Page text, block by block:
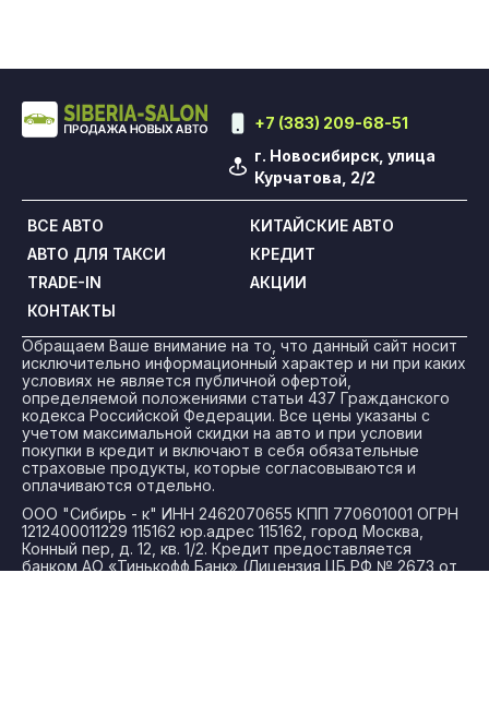
+7 (383) 209-68-51
г. Новосибирск, улица
Курчатова, 2/2
ВСЕ АВТО
КИТАЙСКИЕ АВТО
АВТО ДЛЯ ТАКСИ
КРЕДИТ
TRADE-IN
АКЦИИ
КОНТАКТЫ
Обращаем Ваше внимание на то, что данный сайт носит
исключительно информационный характер и ни при каких
условиях не является публичной офертой,
определяемой положениями статьи 437 Гражданского
кодекса Российской Федерации. Все цены указаны с
учетом максимальной скидки на авто и при условии
покупки в кредит и включают в себя обязательные
страховые продукты, которые согласовываются и
оплачиваются отдельно.
ООО "Сибирь - к" ИНН 2462070655 КПП 770601001 ОГРН
1212400011229 115162 юр.адрес 115162, город Москва,
Конный пер, д. 12, кв. 1/2. Кредит предоставляется
банком АО «Тинькофф Банк» (Лицензия ЦБ РФ № 2673 от